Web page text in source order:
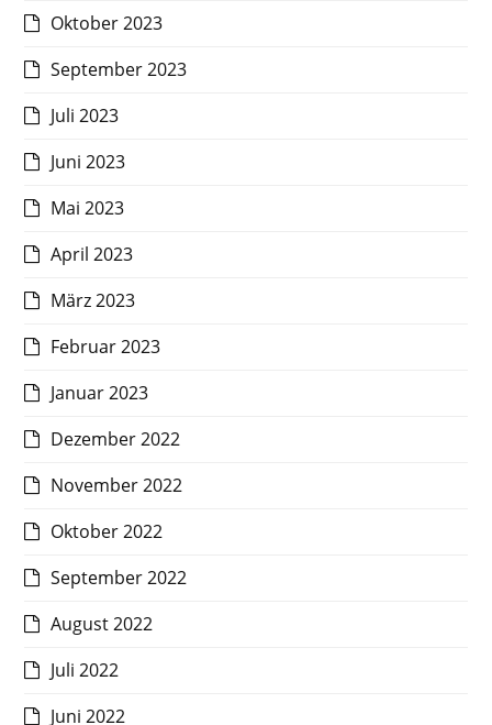
Oktober 2023
September 2023
Juli 2023
Juni 2023
Mai 2023
April 2023
März 2023
Februar 2023
Januar 2023
Dezember 2022
November 2022
Oktober 2022
September 2022
August 2022
Juli 2022
Juni 2022